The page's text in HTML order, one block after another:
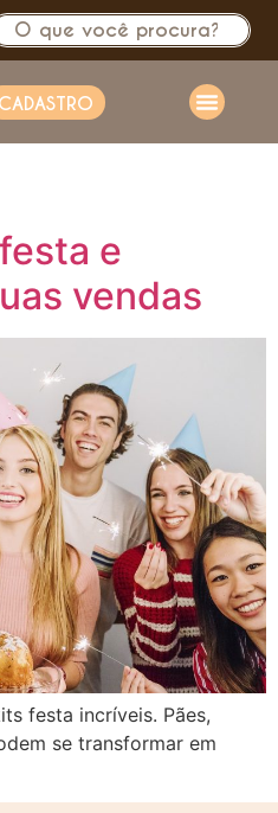
CADASTRO
e
vendas
festa incríveis. Pães,
se transformar em